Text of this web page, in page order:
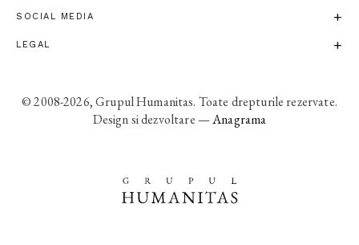
SOCIAL MEDIA
LEGAL
© 2008-2026, Grupul Humanitas. Toate drepturile rezervate.
Design si dezvoltare —Anagrama